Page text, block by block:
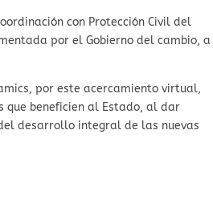
con Protección Civil del
por el Gobierno del cambio, a
por este acercamiento virtual,
que beneficien al Estado, al dar
desarrollo integral de las nuevas